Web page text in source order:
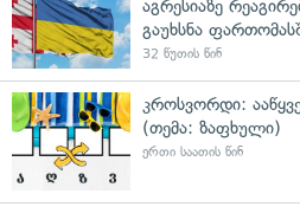
აგრესიაზე
გაუხსნა
32 წუთის წინ
კროსვორდი:
(თემა: ზაფხული)
ერთი საათის წინ